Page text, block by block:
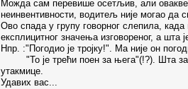
Можда сам перевише осетљив, али овакве
неинвентивности, водитељ није могао да
Ово спада у групу говорног слепила, када
експлицитног значења изговореног, а шта
Нпр. :"Погодио је тројку!". Ма није он
"То је трећи поен за њега"(!?). Шта зар
утакмице.
Удавих вас...